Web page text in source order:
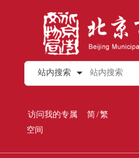
站内搜索
访问我的专属
空间
简/繁